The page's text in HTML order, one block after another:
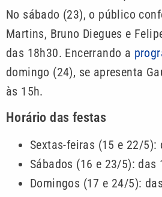
No sábado (23), o público
Martins, Bruno Diegues e
das 18h30. Encerrando a
domingo (24), se apresenta
às 15h.
Horário das festas
Sextas-feiras (15 e 22/5):
Sábados (16 e 23/5): das
Domingos (17 e 24/5):